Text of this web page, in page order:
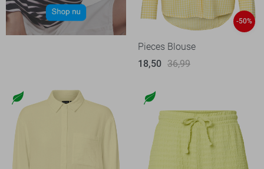
-50%
Pieces Blouse
18,50 36,99